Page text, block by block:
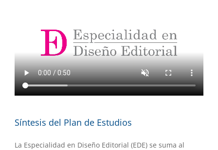
Síntesis del Plan de Estudios
La Especialidad en Diseño Editorial (EDE) se suma al